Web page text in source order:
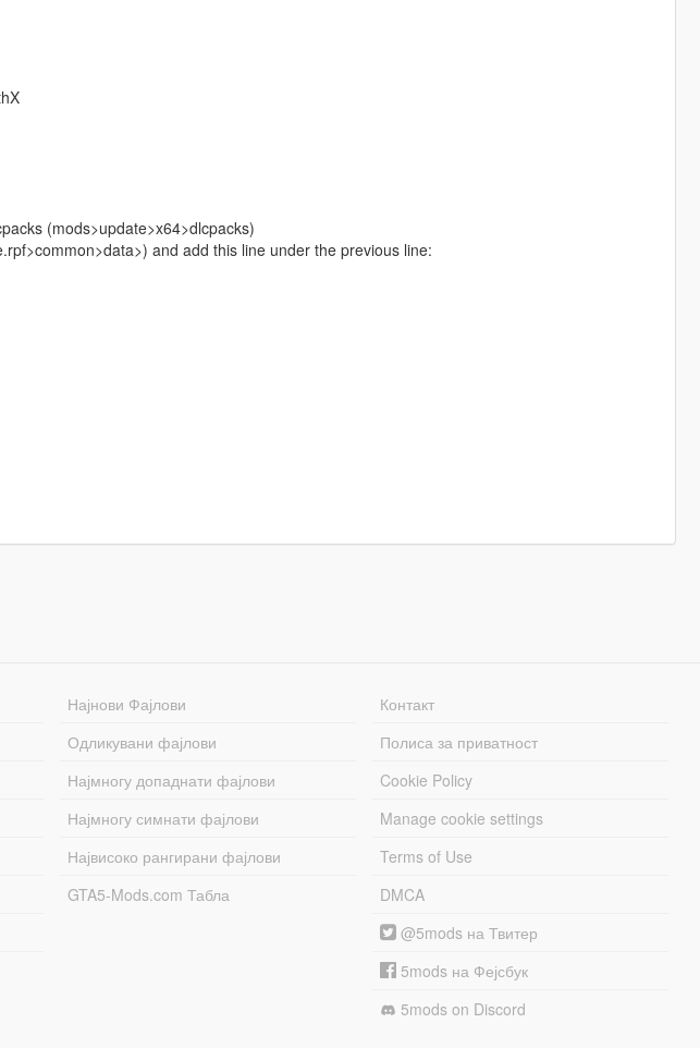
(mods>update>x64>dlcpacks)
and add this line under the previous line:
Најнови Фајлови
Одликувани фајлови
Најмногу допаднати фајлови
Најмногу симнати фајлови
Највисоко рангирани фајлови
GTA5-Mods.com Табла
Контакт
Полиса за приватност
Cookie Policy
Manage cookie settings
Terms of Use
DMCA
@5mods на Твитер
5mods на Фејсбук
5mods on Discord